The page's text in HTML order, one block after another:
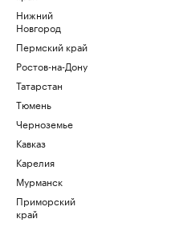
Нижний
Новгород
Пермский край
Ростов-на-Дону
Татарстан
Тюмень
Черноземье
Кавказ
Карелия
Мурманск
Приморский
край